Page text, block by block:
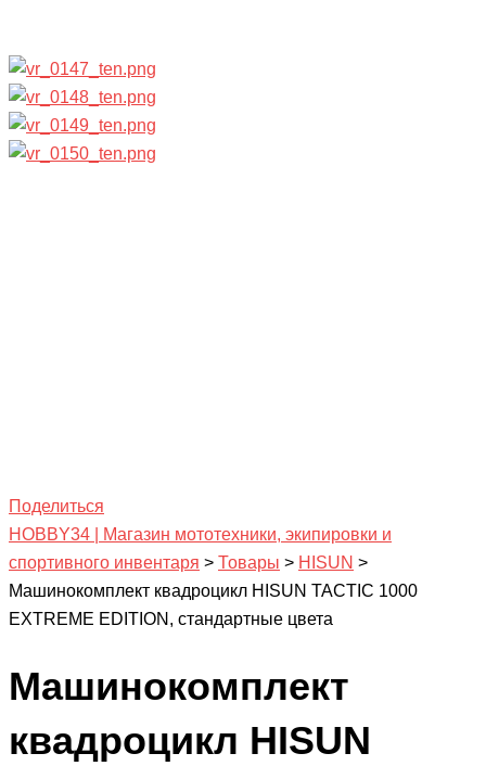
Поделиться
HOBBY34 | Магазин мототехники, экипировки и
спортивного инвентаря > Товары > HISUN >
Машинокомплект квадроцикл HISUN TACTIC 1000
EXTREME EDITION, стандартные цвета
Машинокомплект
квадроцикл HISUN